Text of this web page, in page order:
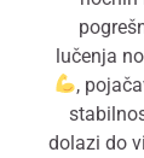
lučenja
,
dolazi do